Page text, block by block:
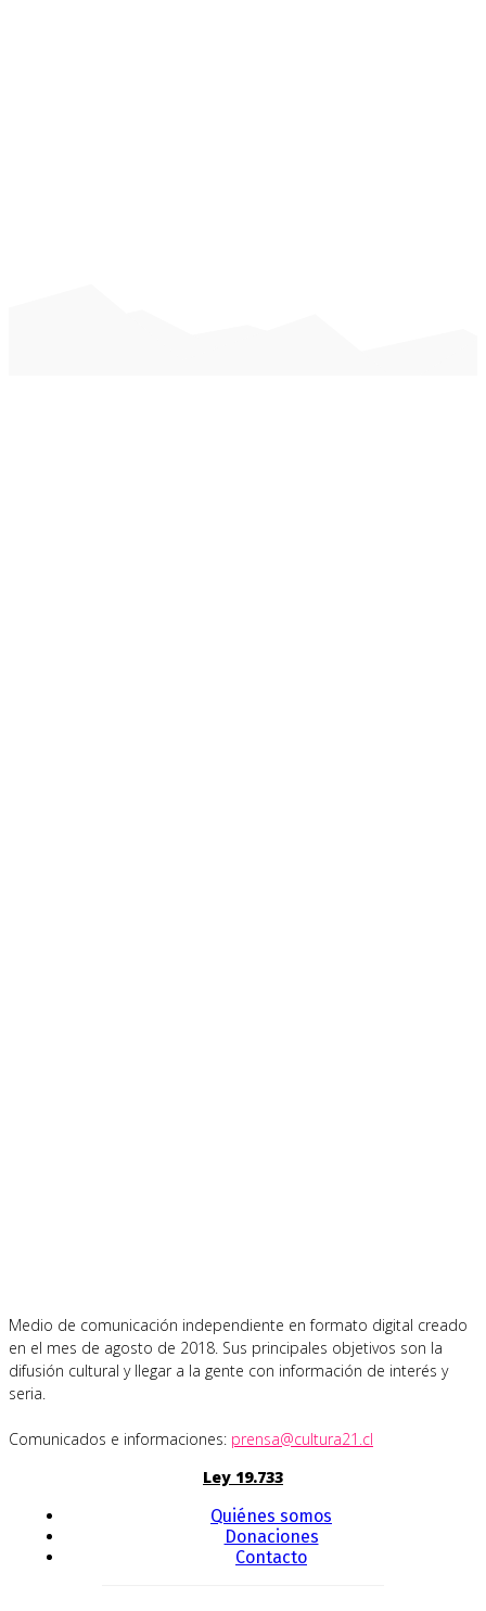
Medio de comunicación independiente en formato digital creado
en el mes de agosto de 2018. Sus principales objetivos son la
difusión cultural y llegar a la gente con información de interés y
seria.
Comunicados e informaciones: prensa@cultura21.cl
Ley 19.733
Quiénes somos
Donaciones
Contacto